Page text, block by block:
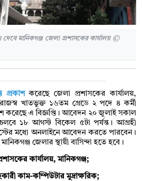
দেবে মানিকগঞ্জ জেলা প্রশাসকের কার্যালয় ©
প্রকাশকরেছে জেলা প্রশাসকের কার্যালয়,
রাজস্ব খাতভুক্ত ১৬তম গ্রেডে ২ পদে ৪ কর্মী
করেছে এ বিজ্ঞপ্তি। আবেদন ২০ জুলাই সকাল
১৮ আগস্ট বিকেল ৫টা পর্যন্ত। আগ্রহী
মধ্যে অনলাইনে আবেদন করতে পারবেন।
জেলার স্থায়ী বাসিন্দা হতে হবে।
কার্যালয়, মানিকগঞ্জ;
কাম-কম্পিউটার মুদ্রাক্ষরিক;